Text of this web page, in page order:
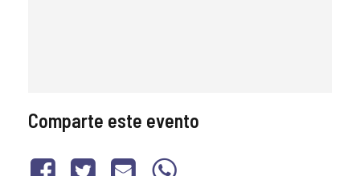
Comparte este evento